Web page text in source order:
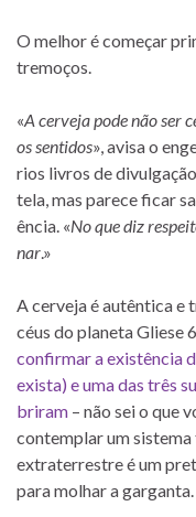
O me­lhor é co­me­çar
tremoços.
«A cer­veja pode não ser
os sen­ti­dos», avisa o
rios li­vros de
tela, mas pa­rece fi­car
ên­cia. «No que diz
nar.»
A cer­veja é au­tên­tica e
céus do pla­neta Gliese
con­fir­mar a exis­tên­cia
exista) e uma das três
bri­ram – não sei o que
con­tem­plar um
ex­tra­ter­res­tre é um
para mo­lhar a garganta.